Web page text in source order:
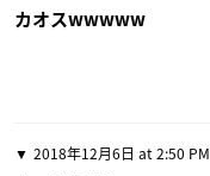
カオスwwwww
2018年12月6日 at 2:50 PM